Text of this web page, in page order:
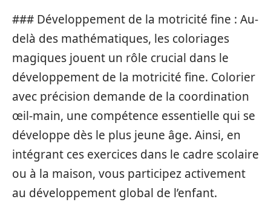
### Développement de la motricité fine : Au-
delà des mathématiques, les coloriages
magiques jouent un rôle crucial dans le
développement de la motricité fine. Colorier
avec précision demande de la coordination
œil-main, une compétence essentielle qui se
développe dès le plus jeune âge. Ainsi, en
intégrant ces exercices dans le cadre scolaire
ou à la maison, vous participez activement
au développement global de l’enfant.